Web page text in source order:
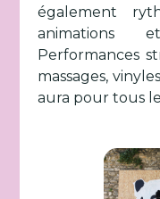
également
animations
Performances
massages,
aura pour tous